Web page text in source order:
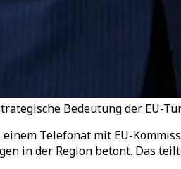
Bedeutung der EU-
Telefonat mit EU-
in der Region betont. Das